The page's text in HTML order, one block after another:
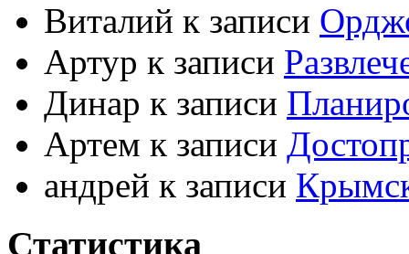
Виталий к записи
Артур к записи
Динар к записи
Артем к записи
андрей к записи
Статистика